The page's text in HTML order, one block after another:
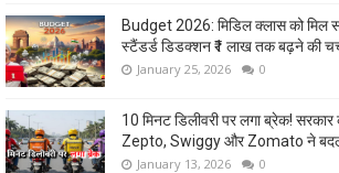
Budget 2026: मिडिल क्लास को मिल
स्टैंडर्ड डिडक्शन ₹1 लाख तक बढ़ने की
January 25, 2026 0
10 मिनट डिलीवरी पर लगा ब्रेक!
Zepto, Swiggy और Zomato ने
January 13, 2026 0